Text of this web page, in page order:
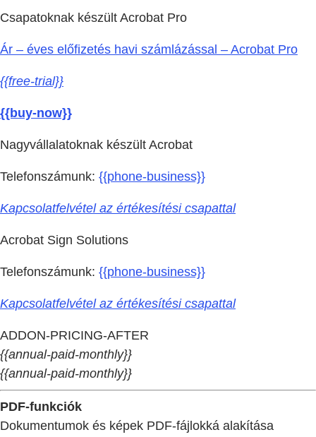
Csapatoknak készült Acrobat Pro
Ár – éves előfizetés havi számlázással – Acrobat Pro
{{free-trial}}
{{buy-now}}
Nagyvállalatoknak készült Acrobat
Telefonszámunk: {{phone-business}}
Kapcsolatfelvétel az értékesítési csapattal
Acrobat Sign Solutions
Telefonszámunk: {{phone-business}}
Kapcsolatfelvétel az értékesítési csapattal
ADDON-PRICING-AFTER
{{annual-paid-monthly}}
{{annual-paid-monthly}}
PDF-funkciók
Dokumentumok és képek PDF-fájlokká alakítása